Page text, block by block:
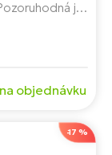
je
objednávku
-17 %